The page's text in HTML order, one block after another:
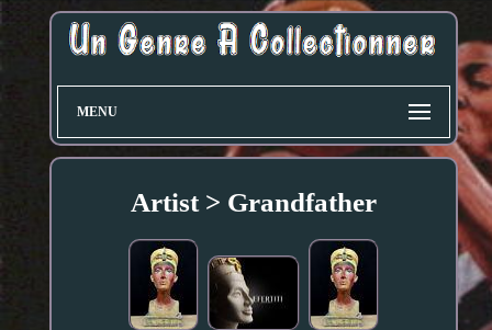
MENU
Artist > Grandfather